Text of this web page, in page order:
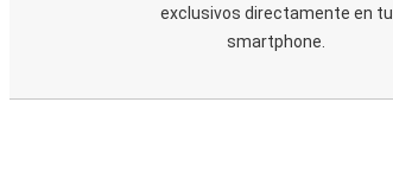
exclusivos directamente en tu
smartphone.